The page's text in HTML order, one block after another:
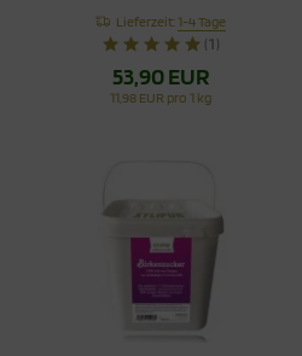
4,5Kg
Lieferzeit:1-4 Tage
(1)
53,90 EUR
11,98 EUR pro 1 kg